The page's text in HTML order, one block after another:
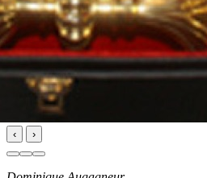
‹ ›